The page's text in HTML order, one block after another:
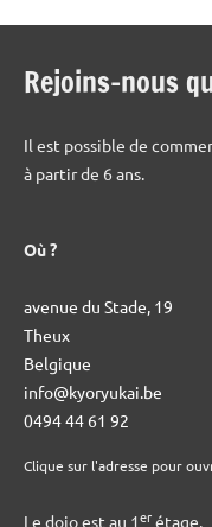
Rejoins-nous
Il est possible de
à partir de 6 ans.
Où ?
avenue du Stade, 19
Theux
Belgique
info@kyoryukai.be
0494 44 61 92
Clique sur l'adresse pour
Le dojo est au 1erétage.